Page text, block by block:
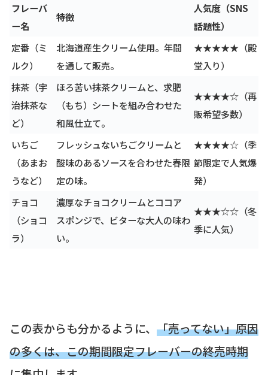
フレーバ
ー名
特徴
人気度（SNS
話題性）
定番（ミ
ルク）
北海道産生クリーム使用。年間
を通して販売。
★★★★★（殿
堂入り）
抹茶（宇
治抹茶な
ど）
ほろ苦い抹茶クリームと、求肥
（もち）シートを組み合わせた
和風仕立て。
★★★★☆（再
販希望多数）
いちご
（あまお
うなど）
フレッシュないちごクリームと
酸味のあるソースを合わせた春限
定の味。
★★★★☆（季
節限定で人気爆
発）
チョコ
（ショコ
ラ）
濃厚なチョコクリームとココア
スポンジで、ビターな大人の味わ
い。
★★★☆☆（冬
季に人気）
この表からも分かるように、 「売ってない」原因
の多くは、この期間限定フレーバーの終売時期